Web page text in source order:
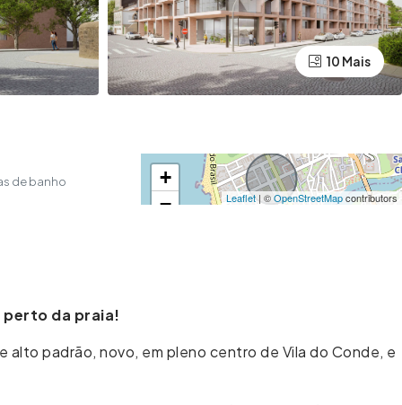
10 Mais
de banho
+
−
Leaflet| ©OpenStreetMapcontributors
perto da praia!
padrão, novo, em pleno centro de Vila do Conde, e